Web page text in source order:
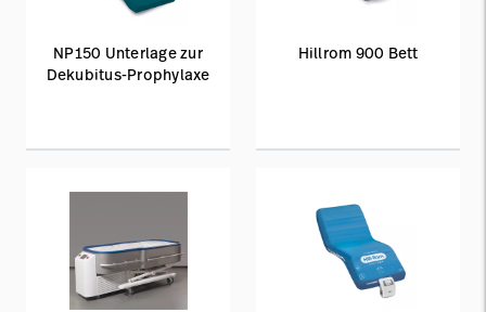
NP150 Unterlage zur
Dekubitus-Prophylaxe
Hillrom 900 Bett